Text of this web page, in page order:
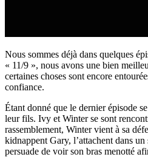
Nous sommes déjà dans quelques
« 11/9 », nous avons une bien
certaines choses sont encore
confiance.
Étant donné que le dernier épisode
leur fils. Ivy et Winter se sont
rassemblement, Winter vient à sa
kidnappent Gary, l’attachent dans
persuade de voir son bras menotté